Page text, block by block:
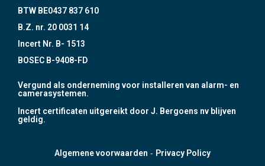
BTW BE0437 837 610
B.Z. nr. 20 0031 14
Incert Nr. B- 1513
BOSEC B-9408-FD
Vergund als onderneming voor installeren van alarm- en
camerasystemen.
Incert certificaten uitgereikt door J. Bergoens nv blijven
geldig.
Algemene voorwaarden - Privacy Policy